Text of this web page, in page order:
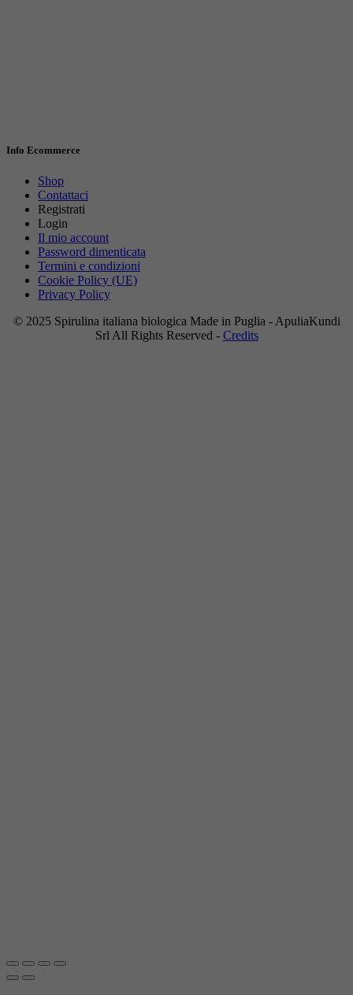
Info Ecommerce
Shop
Contattaci
Registrati
Login
Il mio account
Password dimenticata
Termini e condizioni
Cookie Policy (UE)
Privacy Policy
© 2025 Spirulina italiana biologica Made in Puglia - ApuliaKundi
Srl All Rights Reserved - Credits